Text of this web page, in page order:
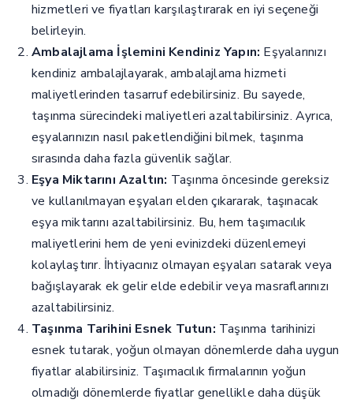
hizmetleri ve fiyatları karşılaştırarak en iyi seçeneği
belirleyin.
Ambalajlama İşlemini Kendiniz Yapın: Eşyalarınızı
kendiniz ambalajlayarak, ambalajlama hizmeti
maliyetlerinden tasarruf edebilirsiniz. Bu sayede,
taşınma sürecindeki maliyetleri azaltabilirsiniz. Ayrıca,
eşyalarınızın nasıl paketlendiğini bilmek, taşınma
sırasında daha fazla güvenlik sağlar.
Eşya Miktarını Azaltın: Taşınma öncesinde gereksiz
ve kullanılmayan eşyaları elden çıkararak, taşınacak
eşya miktarını azaltabilirsiniz. Bu, hem taşımacılık
maliyetlerini hem de yeni evinizdeki düzenlemeyi
kolaylaştırır. İhtiyacınız olmayan eşyaları satarak veya
bağışlayarak ek gelir elde edebilir veya masraflarınızı
azaltabilirsiniz.
Taşınma Tarihini Esnek Tutun: Taşınma tarihinizi
esnek tutarak, yoğun olmayan dönemlerde daha uygun
fiyatlar alabilirsiniz. Taşımacılık firmalarının yoğun
olmadığı dönemlerde fiyatlar genellikle daha düşük